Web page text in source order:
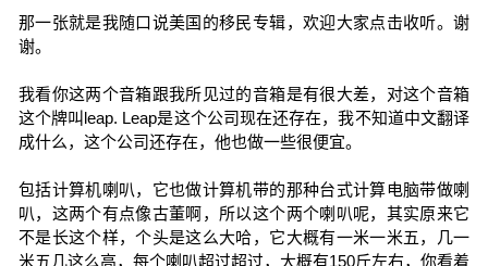
那一张就是我随口说美国的移民专辑，欢迎大家点击收听。谢
谢。
我看你这两个音箱跟我所见过的音箱是有很大差，对这个音箱
这个牌叫leap. Leap是这个公司现在还存在，我不知道中文翻译
成什么，这个公司还存在，他也做一些很便宜。
包括计算机喇叭，它也做计算机带的那种台式计算电脑带做喇
叭，这两个有点像古董啊，所以这个两个喇叭呢，其实原来它
不是长这个样，个头是这么大哈，它大概有一米一米五，几一
米五几这么高，每个喇叭超过超过，大概有150斤左右，你看着